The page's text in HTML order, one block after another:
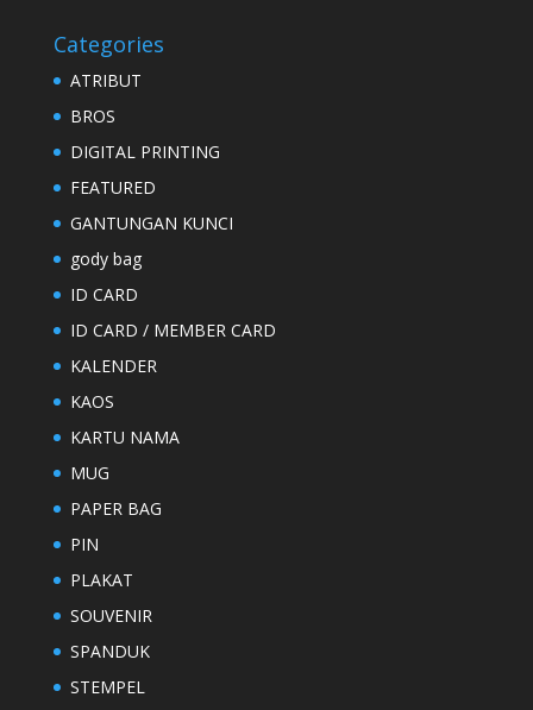
Categories
ATRIBUT
BROS
DIGITAL PRINTING
FEATURED
GANTUNGAN KUNCI
gody bag
ID CARD
ID CARD / MEMBER CARD
KALENDER
KAOS
KARTU NAMA
MUG
PAPER BAG
PIN
PLAKAT
SOUVENIR
SPANDUK
STEMPEL